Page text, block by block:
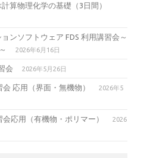
算物理化学の基礎（3日間）
ンソフトウェア FDS 利用講習会～
2026年6月16日
会 2026年5月26日
応用（界面・無機物）
2026年5
応用（有機物・ポリマー）
2026